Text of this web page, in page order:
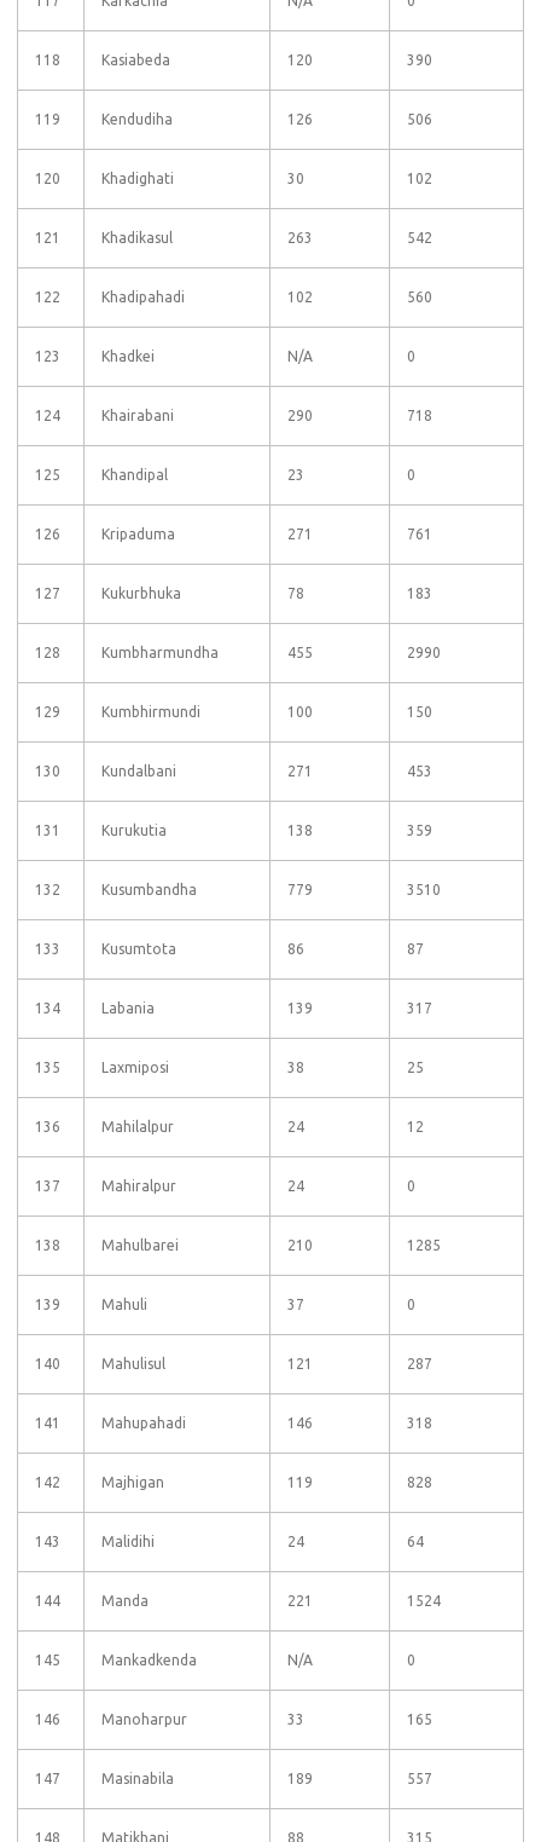
118 Kasiabeda 120 390
119 Kendudiha 126 506
120 Khadighati 30 102
121 Khadikasul 263 542
122 Khadipahadi 102 560
123 Khadkei N/A 0
124 Khairabani 290 718
125 Khandipal 23 0
126 Kripaduma 271 761
127 Kukurbhuka 78 183
128 Kumbharmundha 455 2990
129 Kumbhirmundi 100 150
130 Kundalbani 271 453
131 Kurukutia 138 359
132 Kusumbandha 779 3510
133 Kusumtota 86 87
134 Labania 139 317
135 Laxmiposi 38 25
136 Mahilalpur 24 12
137 Mahiralpur 24 0
138 Mahulbarei 210 1285
139 Mahuli 37 0
140 Mahulisul 121 287
141 Mahupahadi 146 318
142 Majhigan 119 828
143 Malidihi 24 64
144 Manda 221 1524
145 Mankadkenda N/A 0
146 Manoharpur 33 165
147 Masinabila 189 557
148 Matikhani 88 315